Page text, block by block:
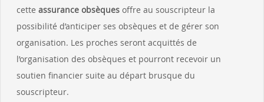
cetteassurance obsèques offre au souscripteur la
possibilité d’anticiper ses obsèques et de gérer son
organisation. Les proches seront acquittés de
l’organisation des obsèques et pourront recevoir un
soutien financier suite au départ brusque du
souscripteur.